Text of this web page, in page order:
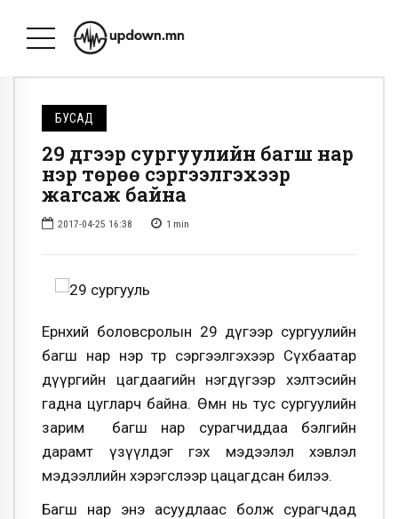
БУСАД
29 дүгээр сургуулийн багш нар
нэр төрөө сэргээлгэхээр
жагсаж байна
2017-04-25 16:38 1 min
Ерөнхий боловсролын 29 дүгээр сургуулийн
багш нар нэр төрөө сэргээлгэхээр Сүхбаатар
дүүргийн цагдаагийн нэгдүгээр хэлтэсийн
гадна цугларч байна. Өмнө нь тус сургуулийн
зарим багш нар сурагчиддаа бэлгийн
дарамт үзүүлдэг гэх мэдээлэл хэвлэл
мэдээллийн хэрэгслээр цацагдсан билээ.
Багш нар энэ асуудлаас болж сурагчдад